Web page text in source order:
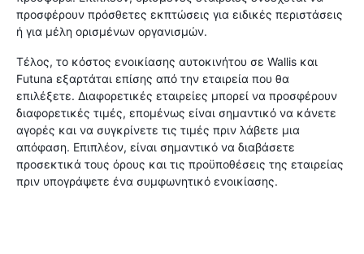
προσφέρουν πρόσθετες εκπτώσεις για ειδικές περιστάσεις
ή για μέλη ορισμένων οργανισμών.
Τέλος, το κόστος ενοικίασης αυτοκινήτου σε Wallis και
Futuna εξαρτάται επίσης από την εταιρεία που θα
επιλέξετε. Διαφορετικές εταιρείες μπορεί να προσφέρουν
διαφορετικές τιμές, επομένως είναι σημαντικό να κάνετε
αγορές και να συγκρίνετε τις τιμές πριν λάβετε μια
απόφαση. Επιπλέον, είναι σημαντικό να διαβάσετε
προσεκτικά τους όρους και τις προϋποθέσεις της εταιρείας
πριν υπογράψετε ένα συμφωνητικό ενοικίασης.